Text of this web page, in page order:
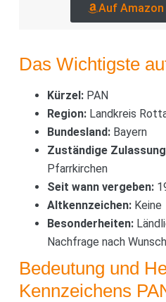
Auf
Das Wichtigste
Kürzel:PAN
Region:Landkreis
Bundesland:Bayern
Zuständige
Pfarrkirchen
Seit wann vergeben:
Altkennzeichen:Keine
Besonderheiten:
Nachfrage nach
Bedeutung und
Kennzeichens